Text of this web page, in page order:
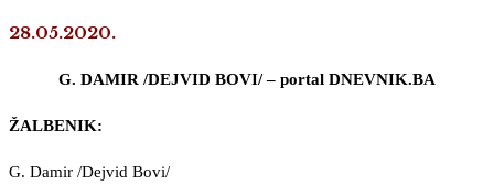
28.05.2020.
G. DAMIR /DEJVID BOVI/ – portal DNEVNIK.BA
ŽALBENIK:
G. Damir /Dejvid Bovi/